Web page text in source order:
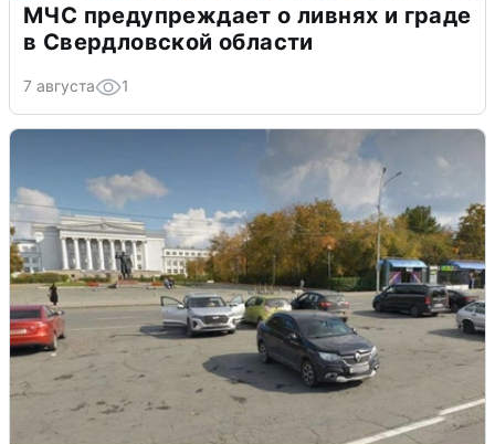
МЧС предупреждает о ливнях и граде
в Свердловской области
7 августа 1